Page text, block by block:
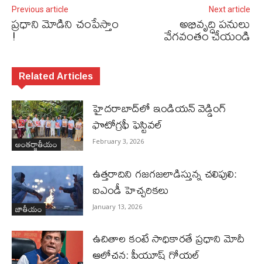
Previous article
ప్రధాని మోడిని చంపేస్తాం
!
Next article
అభివృద్ధి పనులు
వేగవంతం చేయండి
Related Articles
అంతర్జాతీయం
హైదరాబాద్‌లో ఇండియన్ వెడ్డింగ్
ఫొటోగ్రఫీ ఫెస్టివల్
February 3, 2026
జాతీయం
ఉత్తరాదిని గజగజలాడిస్తున్న చలిపులి:
ఐఎండీ హెచ్చరికలు
January 13, 2026
ఉచితాల కంటే సాధికారతే ప్రధాని మోదీ
ఆలోచన: పీయూష్ గోయల్